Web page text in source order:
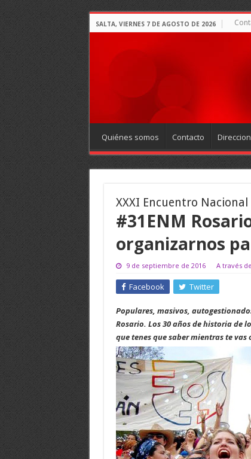
SALTA, VIERNES 7 DE AGOSTO DE 2026
Quiénes somos Contacto
XXXI Encuentro
#31ENM
organizarnos
9 de septiembre de 2016 A través
Facebook Twitter
Populares, masivos,
Rosario. Los 30 años de historia de
que tenes que saber mientras te